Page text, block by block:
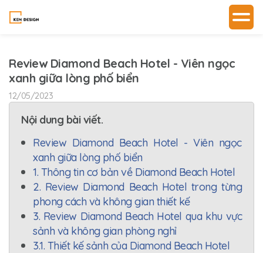
Review Diamond Beach Hotel - Viên ngọc
xanh giữa lòng phố biển
12/05/2023
Nội dung bài viết.
Review Diamond Beach Hotel - Viên ngọc
xanh giữa lòng phố biển
1. Thông tin cơ bản về Diamond Beach Hotel
2. Review Diamond Beach Hotel trong từng
phong cách và không gian thiết kế
3. Review Diamond Beach Hotel qua khu vực
sảnh và không gian phòng nghỉ
3.1. Thiết kế sảnh của Diamond Beach Hotel